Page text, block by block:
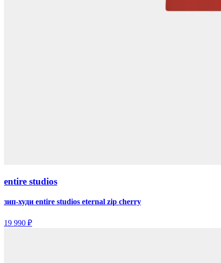
entire studios
зип-худи entire studios eternal zip cherry
19 990 ₽